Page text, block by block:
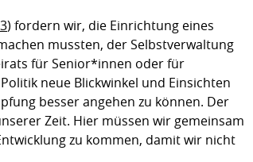
) fordern wir, die Einrichtung eines
mussten, der Selbstverwaltung
für Senior*innen oder für
neue Blickwinkel und Einsichten
besser angehen zu können. Der
Zeit. Hier müssen wir gemeinsam
zu kommen, damit wir nicht